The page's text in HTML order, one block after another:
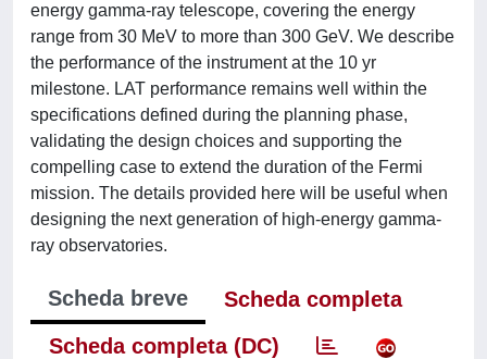
energy gamma-ray telescope, covering the energy
range from 30 MeV to more than 300 GeV. We describe
the performance of the instrument at the 10 yr
milestone. LAT performance remains well within the
specifications defined during the planning phase,
validating the design choices and supporting the
compelling case to extend the duration of the Fermi
mission. The details provided here will be useful when
designing the next generation of high-energy gamma-
ray observatories.
Scheda breve
Scheda completa
Scheda completa (DC)